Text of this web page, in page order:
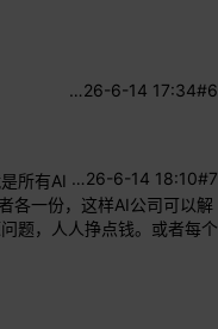
#6
26-6-14 17:34
…
#7
26-6-14 18:10
…
所有AI
各一份，这样AI公司可以解
题，人人挣点钱。或者每个